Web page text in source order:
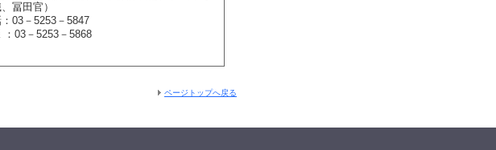
冨田官）
03－5253－5847
：03－5253－5868
ページトップへ戻る